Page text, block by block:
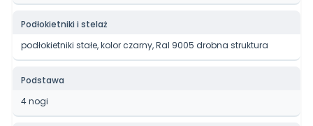
Podłokietniki i stelaż
podłokietniki stałe, kolor czarny, Ral 9005 drobna struktura
Podstawa
4 nogi